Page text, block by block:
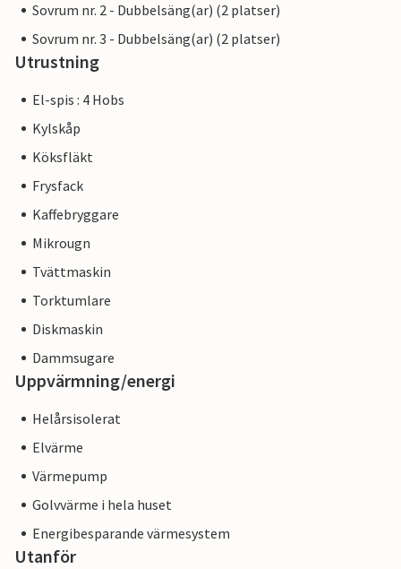
Sovrum nr. 2 - Dubbelsäng(ar) (2 platser)
Sovrum nr. 3 - Dubbelsäng(ar) (2 platser)
Utrustning
El-spis : 4 Hobs
Kylskåp
Köksfläkt
Frysfack
Kaffebryggare
Mikrougn
Tvättmaskin
Torktumlare
Diskmaskin
Dammsugare
Uppvärmning/energi
Helårsisolerat
Elvärme
Värmepump
Golvvärme i hela huset
Energibesparande värmesystem
Utanför